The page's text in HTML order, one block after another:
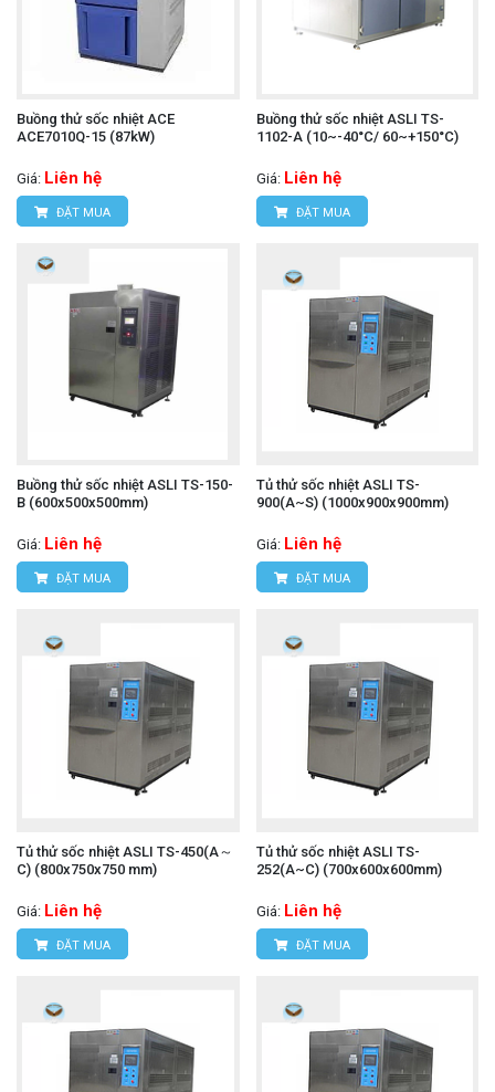
Buồng thử sốc nhiệt ACE
ACE7010Q-15 (87kW)
Giá: Liên hệ
ĐẶT MUA
Buồng thử sốc nhiệt ASLI TS-
1102-A (10~-40°C/ 60~+150°C)
Giá: Liên hệ
ĐẶT MUA
Buồng thử sốc nhiệt ASLI TS-150-
B (600x500x500mm)
Giá: Liên hệ
ĐẶT MUA
Tủ thử sốc nhiệt ASLI TS-
900(A~S) (1000x900x900mm)
Giá: Liên hệ
ĐẶT MUA
Tủ thử sốc nhiệt ASLI TS-450(A～
C) (800x750x750 mm)
Giá: Liên hệ
ĐẶT MUA
Tủ thử sốc nhiệt ASLI TS-
252(A~C) (700x600x600mm)
Giá: Liên hệ
ĐẶT MUA